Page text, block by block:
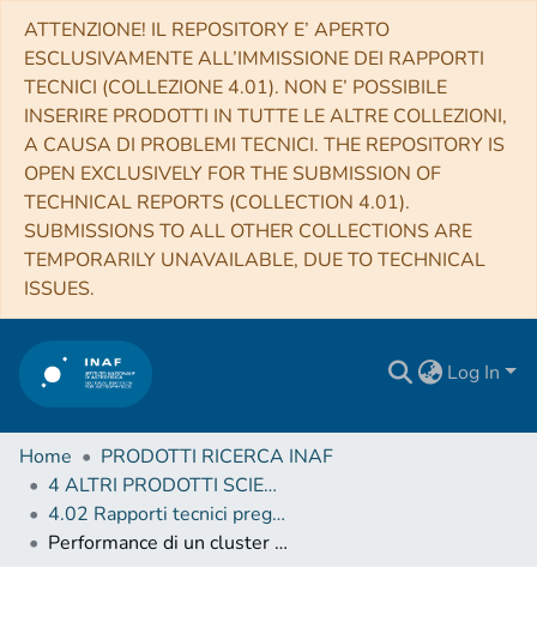
ATTENZIONE! IL REPOSITORY E’ APERTO
ESCLUSIVAMENTE ALL’IMMISSIONE DEI RAPPORTI
TECNICI (COLLEZIONE 4.01). NON E’ POSSIBILE
INSERIRE PRODOTTI IN TUTTE LE ALTRE COLLEZIONI,
A CAUSA DI PROBLEMI TECNICI. THE REPOSITORY IS
OPEN EXCLUSIVELY FOR THE SUBMISSION OF
TECHNICAL REPORTS (COLLECTION 4.01).
SUBMISSIONS TO ALL OTHER COLLECTIONS ARE
TEMPORARILY UNAVAILABLE, DUE TO TECHNICAL
ISSUES.
Log In
Home
PRODOTTI RICERCA INAF
4 ALTRI PRODOTTI SCIENTIFICI (Other scientific products)
4.02 Rapporti tecnici pregressi
Performance di un cluster Linux M.P.I. in configurazionespettrometro digitale